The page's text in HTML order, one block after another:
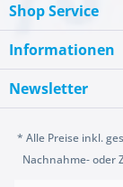
Shop Service
Informationen
Newsletter
* Alle Preise inkl.
Nachnahme- oder